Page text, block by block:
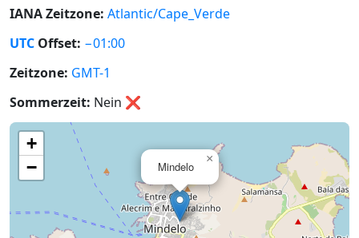
IANA Zeitzone: Atlantic/Cape_Verde
UTC Offset: −01:00
Zeitzone: GMT-1
Sommerzeit: Nein ❌
Mindelo
×
+
−